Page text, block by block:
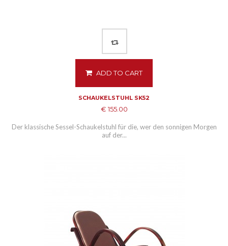
ADD TO CART
SCHAUKELSTUHL SK52
€ 155.00
Der klassische Sessel-Schaukelstuhl für die, wer den sonnigen Morgen
auf der...